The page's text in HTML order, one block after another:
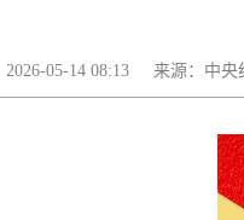
2026-05-14 08:13 来源：中